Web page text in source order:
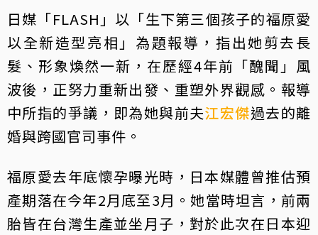
日媒「FLASH」以「生下第三個孩子的福原愛
以全新造型亮相」為題報導，指出她剪去長
髮、形象煥然一新，在歷經4年前「醜聞」風
波後，正努力重新出發、重塑外界觀感。報導
中所指的爭議，即為她與前夫江宏傑過去的離
婚與跨國官司事件。
福原愛去年底懷孕曝光時，日本媒體曾推估預
產期落在今年2月底至3月。她當時坦言，前兩
胎皆在台灣生產並坐月子，對於此次在日本迎